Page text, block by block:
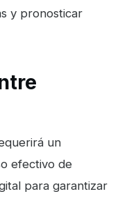
y pronosticar
un
efectivo de
para garantizar